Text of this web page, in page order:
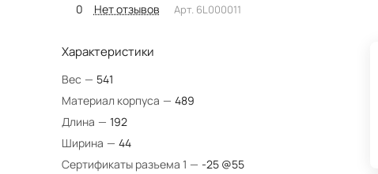
0 Нет отзывов Арт. 6L000011
Характеристики
Вес — 541
Материал корпуса — 489
Длина — 192
Ширина — 44
Сертификаты разъема 1 — -25 @55